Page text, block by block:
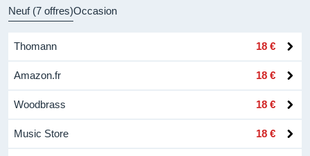
Neuf (7 offres)Occasion
Thomann 18 €
Amazon.fr 18 €
Woodbrass 18 €
Music Store 18 €